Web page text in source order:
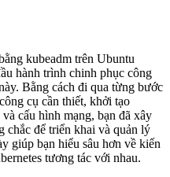
kubeadm trên Ubuntu
hành trình chinh phục công
Bằng cách đi qua từng bước
cụ cần thiết, khởi tạo
cấu hình mạng, bạn đã xây
chắc để triển khai và quản lý
giúp bạn hiểu sâu hơn về kiến
tương tác với nhau.